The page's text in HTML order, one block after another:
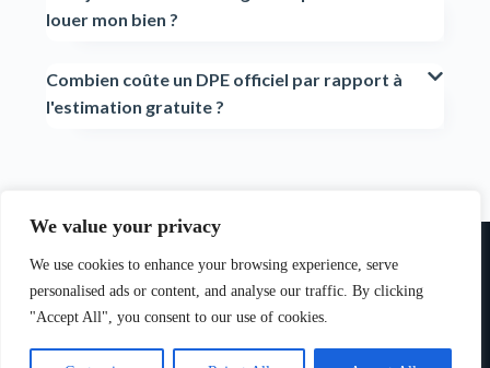
We value your privacy
We use cookies to enhance your browsing experience, serve
personalised ads or content, and analyse our traffic. By clicking
"Accept All", you consent to our use of cookies.
louer mon bien ?
Combien coûte un DPE officiel par rapport à
l'estimation gratuite ?